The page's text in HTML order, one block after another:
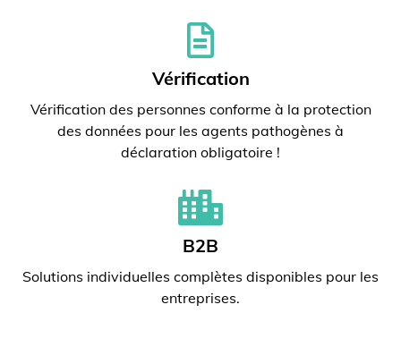
Vérification
Vérification des personnes conforme à la protection
des données pour les agents pathogènes à
déclaration obligatoire !
B2B
Solutions individuelles complètes disponibles pour les
entreprises.